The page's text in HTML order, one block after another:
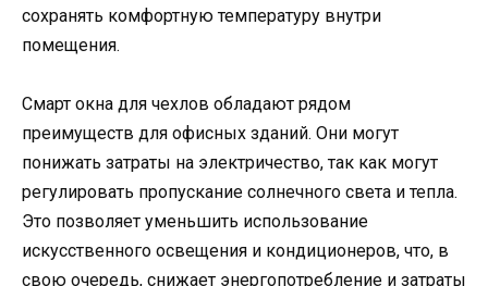
сохранять комфортную температуру внутри
помещения.
Смарт окна для чехлов обладают рядом
преимуществ для офисных зданий. Они могут
понижать затраты на электричество, так как могут
регулировать пропускание солнечного света и тепла.
Это позволяет уменьшить использование
искусственного освещения и кондиционеров, что, в
свою очередь, снижает энергопотребление и затраты